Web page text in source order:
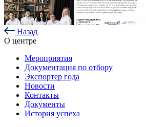
Назад
О центре
Мероприятия
Документация по отбору
Экспортер года
Новости
Контакты
Документы
История успеха